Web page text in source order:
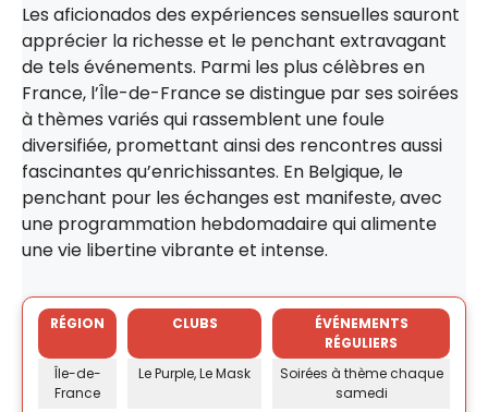
Les aficionados des expériences sensuelles sauront
apprécier la richesse et le penchant extravagant
de tels événements. Parmi les plus célèbres en
France, l’Île-de-France se distingue par ses soirées
à thèmes variés qui rassemblent une foule
diversifiée, promettant ainsi des rencontres aussi
fascinantes qu’enrichissantes. En Belgique, le
penchant pour les échanges est manifeste, avec
une programmation hebdomadaire qui alimente
une vie libertine vibrante et intense.
RÉGION CLUBS
ÉVÉNEMENTS
RÉGULIERS
Île-de-
France
Le Purple, Le Mask
Soirées à thème chaque
samedi